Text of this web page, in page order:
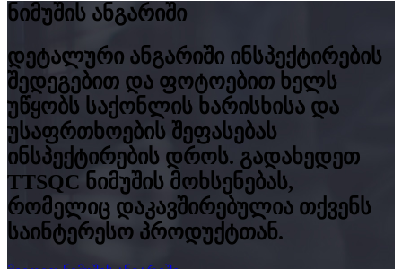
ნიმუშის ანგარიში
დეტალური ანგარიში ინსპექტირების
შედეგებით და ფოტოებით ხელს
უწყობს საქონლის ხარისხისა და
უსაფრთხოების შეფასებას
ინსპექტირების დროს. გადახედეთ
TTSQC ნიმუშის მოხსენებას,
რომელიც დაკავშირებულია თქვენს
საინტერესო პროდუქტთან.